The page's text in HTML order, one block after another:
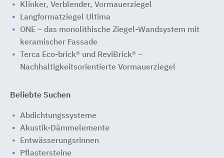
Klinker, Verblender, Vormauerziegel
Langformatziegel Ultima
ONE – das monolithische Ziegel-Wandsystem mit
keramischer Fassade
Terca Eco-brick® und ReviBrick® –
Nachhaltigkeitsorientierte Vormauerziegel
Beliebte Suchen
Abdichtungssysteme
Akustik-Dämmelemente
Entwässerungsrinnen
Pflastersteine